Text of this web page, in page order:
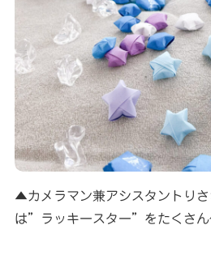
▲カメラマン兼アシスタントり
は”ラッキースター”をたくさん